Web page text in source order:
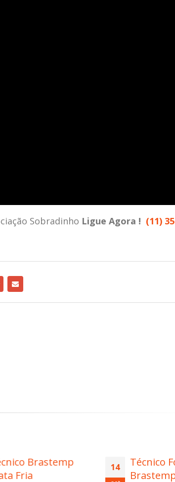
Sobradinho Ligue Agora ! (11)
Técnico Fogão
Brastemp